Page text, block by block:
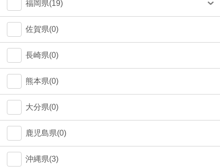
福岡県(19)
福岡市(18)
佐賀県(0)
長崎県(0)
熊本県(0)
大分県(0)
鹿児島県(0)
沖縄県(3)